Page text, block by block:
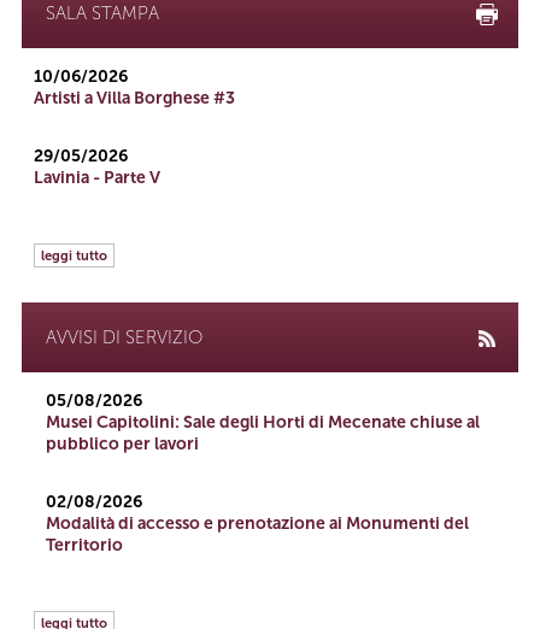
SALA STAMPA
10/06/2026
Artisti a Villa Borghese #3
29/05/2026
Lavinia - Parte V
leggi tutto
AVVISI DI SERVIZIO
05/08/2026
Musei Capitolini: Sale degli Horti di Mecenate chiuse al
pubblico per lavori
02/08/2026
Modalità di accesso e prenotazione ai Monumenti del
Territorio
leggi tutto